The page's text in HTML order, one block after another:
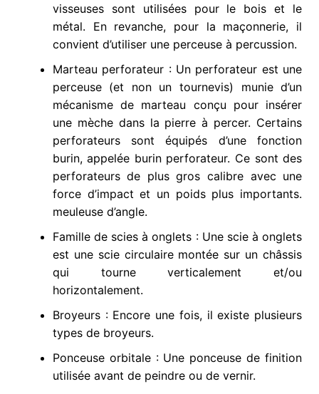
visseuses sont utilisées pour le bois et le
métal. En revanche, pour la maçonnerie, il
convient d’utiliser une perceuse à percussion.
Marteau perforateur : Un perforateur est une
perceuse (et non un tournevis) munie d’un
mécanisme de marteau conçu pour insérer
une mèche dans la pierre à percer. Certains
perforateurs sont équipés d’une fonction
burin, appelée burin perforateur. Ce sont des
perforateurs de plus gros calibre avec une
force d’impact et un poids plus importants.
meuleuse d’angle.
Famille de scies à onglets : Une scie à onglets
est une scie circulaire montée sur un châssis
qui tourne verticalement et/ou
horizontalement.
Broyeurs : Encore une fois, il existe plusieurs
types de broyeurs.
Ponceuse orbitale : Une ponceuse de finition
utilisée avant de peindre ou de vernir.